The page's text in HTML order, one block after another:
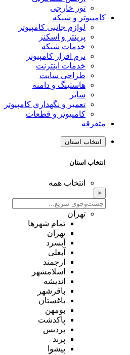
تور خارجی
کامپیوتر و شبکه
لوازم جانبی کامپیوتر
پرینتر و اسکنر
خدمات شبکه
نرم افزار کامپیوتر
خدمات اینترنت
طراحی سایت
هاستینگ و دامنه
سایر
تعمیر و نگهداری کامپیوتر
کامپیوتر و قطعات
متفرقه
انتخاب استان
انتخاب استان
انتخاب همه
×
تهران
تمام شهر‌ها
تهران
آبسرد
آبعلی
ارجمند
اسلامشهر
اندیشه
باقرشهر
باغستان
بومهن
پاکدشت
پردیس
پرند
پیشوا